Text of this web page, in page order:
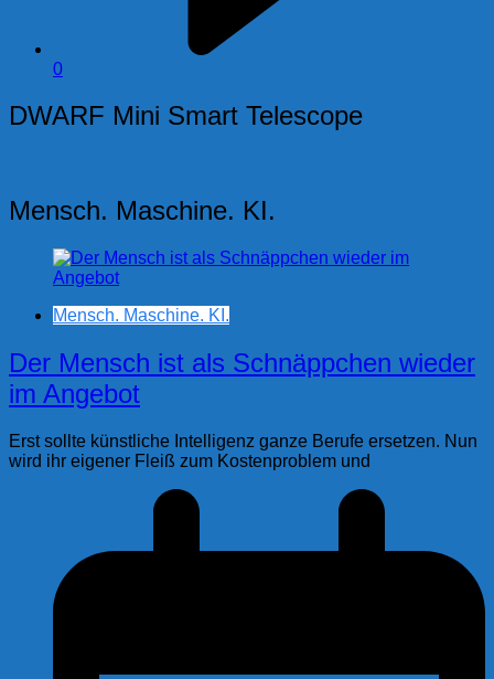
0
DWARF Mini Smart Telescope
Mensch. Maschine. KI.
Mensch. Maschine. KI.
Der Mensch ist als Schnäppchen wieder
im Angebot
Erst sollte künstliche Intelligenz ganze Berufe ersetzen. Nun
wird ihr eigener Fleiß zum Kostenproblem und